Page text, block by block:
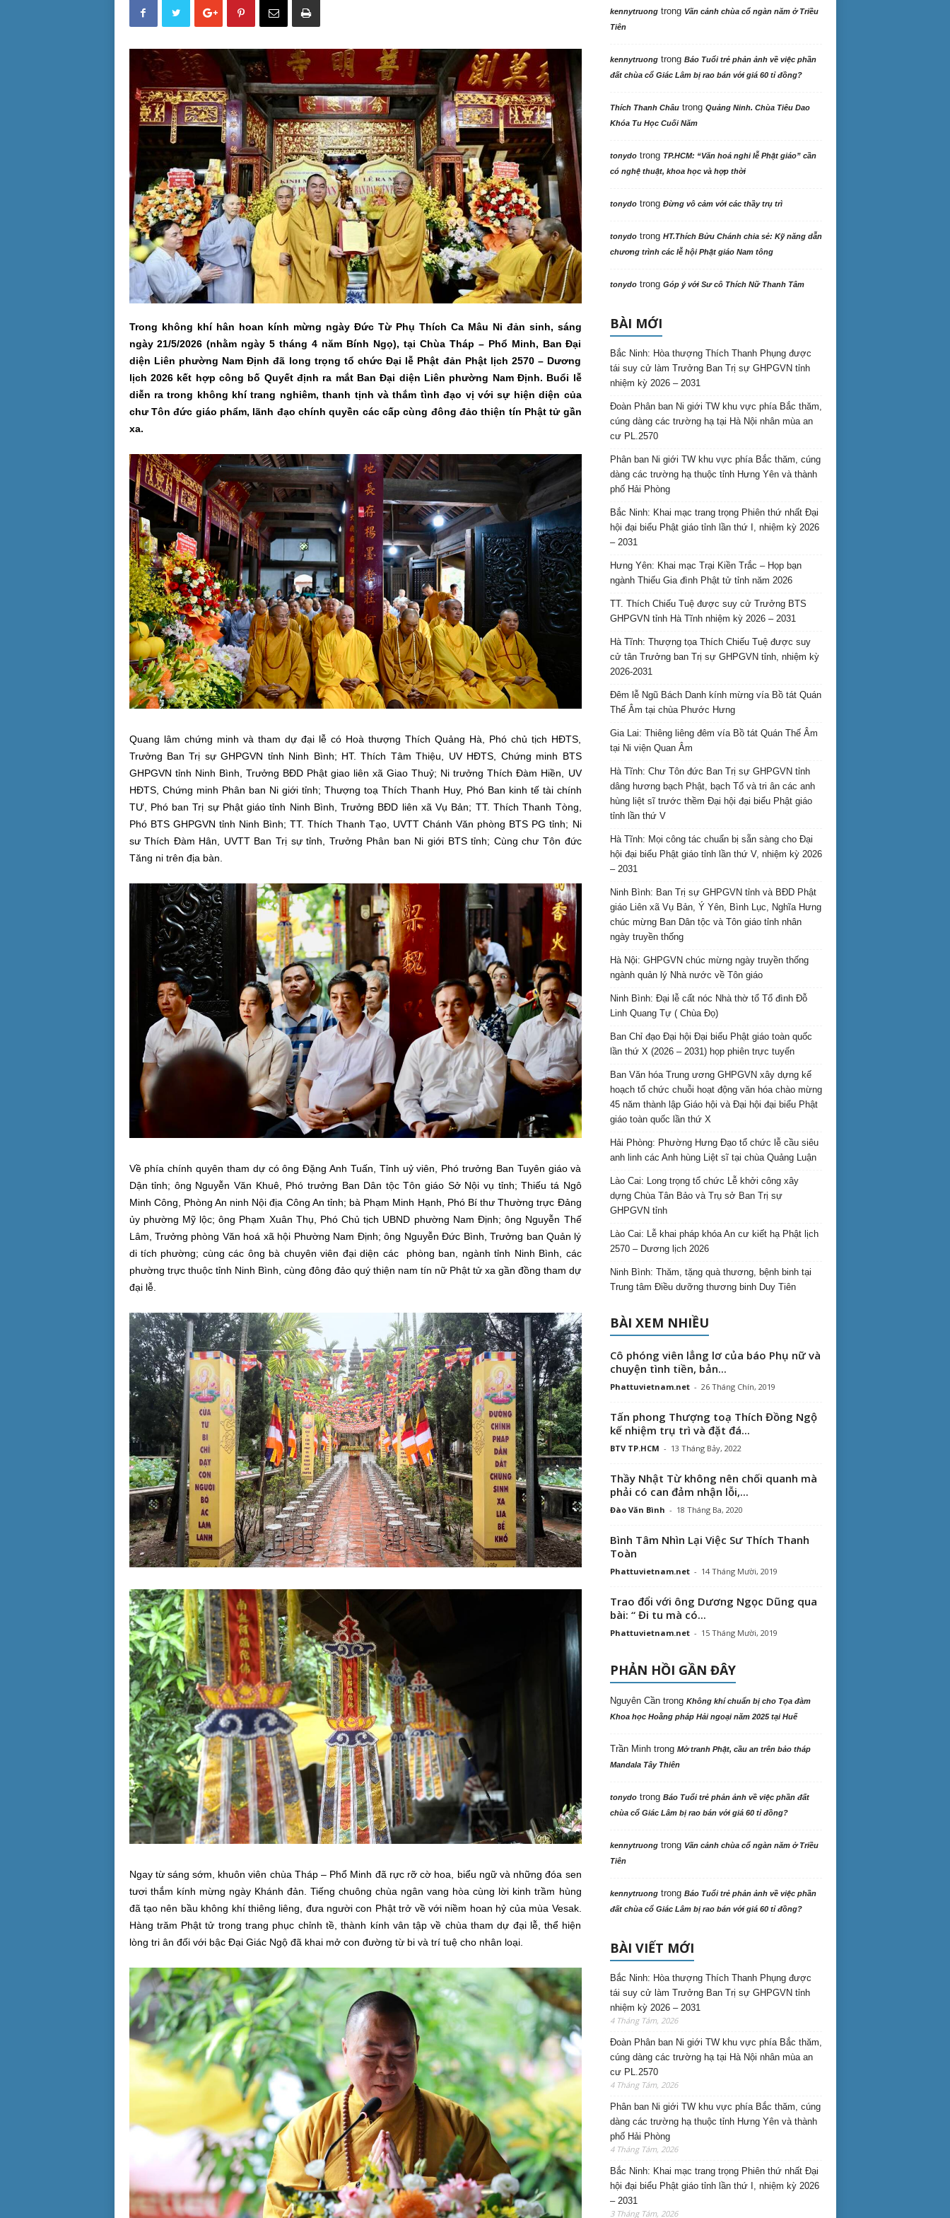
Trong không khí hân hoan kính mừng ngày Đức Từ Phụ Thích Ca Mâu Ni đản sinh, sáng
ngày 21/5/2026 (nhằm ngày 5 tháng 4 năm Bính Ngọ), tại Chùa Tháp – Phổ Minh, Ban Đại
diện Liên phường Nam Định đã long trọng tổ chức Đại lễ Phật đản Phật lịch 2570 – Dương
lịch 2026 kết hợp công bố Quyết định ra mắt Ban Đại diện Liên phường Nam Định. Buổi lễ
diễn ra trong không khí trang nghiêm, thanh tịnh và thắm tình đạo vị với sự hiện diện của
chư Tôn đức giáo phẩm, lãnh đạo chính quyền các cấp cùng đông đảo thiện tín Phật tử gần
xa.
Quang lâm chứng minh và tham dự đại lễ có Hoà thượng Thích Quảng Hà, Phó chủ tịch HĐTS,
Trưởng Ban Trị sự GHPGVN tỉnh Ninh Bình; HT. Thích Tâm Thiệu, UV HĐTS, Chứng minh BTS
GHPGVN tỉnh Ninh Bình, Trưởng BĐD Phật giao liên xã Giao Thuỷ; Ni trưởng Thích Đàm Hiền, UV
HĐTS, Chứng minh Phân ban Ni giới tỉnh; Thượng toạ Thích Thanh Huy, Phó Ban kinh tế tài chính
TƯ, Phó ban Trị sự Phật giáo tỉnh Ninh Bình, Trưởng BĐD liên xã Vụ Bản; TT. Thích Thanh Tòng,
Phó BTS GHPGVN tỉnh Ninh Bình; TT. Thích Thanh Tạo, UVTT Chánh Văn phòng BTS PG tỉnh; Ni
sư Thích Đàm Hân, UVTT Ban Trị sự tỉnh, Trưởng Phân ban Ni giới BTS tỉnh; Cùng chư Tôn đức
Tăng ni trên địa bàn.
Về phía chính quyên tham dự có ông Đặng Anh Tuấn, Tỉnh uỷ viên, Phó trưởng Ban Tuyên giáo và
Dận tỉnh; ông Nguyễn Văn Khuê, Phó trưởng Ban Dân tộc Tôn giáo Sở Nội vụ tỉnh; Thiếu tá Ngô
Minh Công, Phòng An ninh Nội địa Công An tỉnh; bà Phạm Minh Hạnh, Phó Bí thư Thường trực Đảng
ủy phường Mỹ lộc; ông Phạm Xuân Thụ, Phó Chủ tịch UBND phường Nam Định; ông Nguyễn Thế
Lâm, Trưởng phòng Văn hoá xã hội Phường Nam Định; ông Nguyễn Đức Bình, Trưởng ban Quản lý
di tích phường; cùng các ông bà chuyên viên đại diện các phòng ban, ngành tỉnh Ninh Bình, các
phường trực thuộc tỉnh Ninh Bình, cùng đông đảo quý thiện nam tín nữ Phật tử xa gần đồng tham dự
đại lễ.
Ngay từ sáng sớm, khuôn viên chùa Tháp – Phổ Minh đã rực rỡ cờ hoa, biểu ngữ và những đóa sen
tươi thắm kính mừng ngày Khánh đản. Tiếng chuông chùa ngân vang hòa cùng lời kinh trầm hùng
đã tạo nên bầu không khí thiêng liêng, đưa người con Phật trở về với niềm hoan hỷ của mùa Vesak.
Hàng trăm Phật tử trong trang phục chỉnh tề, thành kính vân tập về chùa tham dự đại lễ, thể hiện
lòng tri ân đối với bậc Đại Giác Ngộ đã khai mở con đường từ bi và trí tuệ cho nhân loại.
kennytruongtrong Vãn cảnh chùa cổ ngàn năm ở Triều
Tiên
kennytruongtrong Báo Tuổi trẻ phản ảnh về việc phần
đất chùa cổ Giác Lâm bị rao bán với giá 60 tỉ đồng?
Thích Thanh Châutrong Quảng Ninh. Chùa Tiêu Dao
Khóa Tu Học Cuối Năm
tonydotrong TP.HCM: “Văn hoá nghi lễ Phật giáo” cần
có nghệ thuật, khoa học và hợp thời
tonydotrong Đừng vô cảm với các thầy trụ trì
tonydotrong HT.Thích Bửu Chánh chia sẻ: Kỹ năng dẫn
chương trình các lễ hội Phật giáo Nam tông
tonydotrong Góp ý với Sư cô Thích Nữ Thanh Tâm
BÀI MỚI
Bắc Ninh: Hòa thượng Thích Thanh Phụng được
tái suy cử làm Trưởng Ban Trị sự GHPGVN tỉnh
nhiệm kỳ 2026 – 2031
Đoàn Phân ban Ni giới TW khu vực phía Bắc thăm,
cúng dàng các trường hạ tại Hà Nội nhân mùa an
cư PL.2570
Phân ban Ni giới TW khu vực phía Bắc thăm, cúng
dàng các trường hạ thuộc tỉnh Hưng Yên và thành
phố Hải Phòng
Bắc Ninh: Khai mạc trang trọng Phiên thứ nhất Đại
hội đại biểu Phật giáo tỉnh lần thứ I, nhiệm kỳ 2026
– 2031
Hưng Yên: Khai mạc Trại Kiền Trắc – Họp bạn
ngành Thiếu Gia đình Phật tử tỉnh năm 2026
TT. Thích Chiếu Tuệ được suy cử Trưởng BTS
GHPGVN tỉnh Hà Tĩnh nhiệm kỳ 2026 – 2031
Hà Tĩnh: Thượng tọa Thích Chiếu Tuệ được suy
cử tân Trưởng ban Trị sự GHPGVN tỉnh, nhiệm kỳ
2026-2031
Đêm lễ Ngũ Bách Danh kính mừng vía Bồ tát Quán
Thế Âm tại chùa Phước Hưng
Gia Lai: Thiêng liêng đêm vía Bồ tát Quán Thế Âm
tại Ni viện Quan Âm
Hà Tĩnh: Chư Tôn đức Ban Trị sự GHPGVN tỉnh
dâng hương bạch Phật, bạch Tổ và tri ân các anh
hùng liệt sĩ trước thềm Đại hội đại biểu Phật giáo
tỉnh lần thứ V
Hà Tĩnh: Mọi công tác chuẩn bị sẵn sàng cho Đại
hội đại biểu Phật giáo tỉnh lần thứ V, nhiệm kỳ 2026
– 2031
Ninh Bình: Ban Trị sự GHPGVN tỉnh và BĐD Phật
giáo Liên xã Vụ Bản, Ý Yên, Bình Lục, Nghĩa Hưng
chúc mừng Ban Dân tộc và Tôn giáo tỉnh nhân
ngày truyền thống
Hà Nội: GHPGVN chúc mừng ngày truyền thống
ngành quản lý Nhà nước về Tôn giáo
Ninh Bình: Đại lễ cất nóc Nhà thờ tổ Tổ đình Đỗ
Linh Quang Tự ( Chùa Đọ)
Ban Chỉ đạo Đại hội Đại biểu Phật giáo toàn quốc
lần thứ X (2026 – 2031) họp phiên trực tuyến
Ban Văn hóa Trung ương GHPGVN xây dựng kế
hoạch tổ chức chuỗi hoạt động văn hóa chào mừng
45 năm thành lập Giáo hội và Đại hội đại biểu Phật
giáo toàn quốc lần thứ X
Hải Phòng: Phường Hưng Đạo tổ chức lễ cầu siêu
anh linh các Anh hùng Liệt sĩ tại chùa Quảng Luận
Lào Cai: Long trọng tổ chức Lễ khởi công xây
dựng Chùa Tân Bảo và Trụ sở Ban Trị sự
GHPGVN tỉnh
Lào Cai: Lễ khai pháp khóa An cư kiết hạ Phật lịch
2570 – Dương lịch 2026
Ninh Bình: Thăm, tặng quà thương, bệnh binh tại
Trung tâm Điều dưỡng thương binh Duy Tiên
BÀI XEM NHIỀU
Cô phóng viên lẳng lơ của báo Phụ nữ và
chuyện tình tiền, bản...
Phattuvietnam.net - 26 Tháng Chín, 2019
Tấn phong Thượng toạ Thích Đồng Ngộ
kế nhiệm trụ trì và đặt đá...
BTV TP.HCM - 13 Tháng Bảy, 2022
Thầy Nhật Từ không nên chối quanh mà
phải có can đảm nhận lỗi,...
Đào Văn Bình - 18 Tháng Ba, 2020
Bình Tâm Nhìn Lại Việc Sư Thích Thanh
Toàn
Phattuvietnam.net - 14 Tháng Mười, 2019
Trao đổi với ông Dương Ngọc Dũng qua
bài: “ Đi tu mà có...
Phattuvietnam.net - 15 Tháng Mười, 2019
PHẢN HỒI GẦN ĐÂY
Nguyên Cầntrong Không khí chuẩn bị cho Tọa đàm
Khoa học Hoằng pháp Hải ngoại năm 2025 tại Huế
Trần Minhtrong Mở tranh Phật, cầu an trên bảo tháp
Mandala Tây Thiên
tonydotrong Báo Tuổi trẻ phản ảnh về việc phần đất
chùa cổ Giác Lâm bị rao bán với giá 60 tỉ đồng?
kennytruongtrong Vãn cảnh chùa cổ ngàn năm ở Triều
Tiên
kennytruongtrong Báo Tuổi trẻ phản ảnh về việc phần
đất chùa cổ Giác Lâm bị rao bán với giá 60 tỉ đồng?
BÀI VIẾT MỚI
Bắc Ninh: Hòa thượng Thích Thanh Phụng được
tái suy cử làm Trưởng Ban Trị sự GHPGVN tỉnh
nhiệm kỳ 2026 – 2031
4 Tháng Tám, 2026
Đoàn Phân ban Ni giới TW khu vực phía Bắc thăm,
cúng dàng các trường hạ tại Hà Nội nhân mùa an
cư PL.2570
4 Tháng Tám, 2026
Phân ban Ni giới TW khu vực phía Bắc thăm, cúng
dàng các trường hạ thuộc tỉnh Hưng Yên và thành
phố Hải Phòng
4 Tháng Tám, 2026
Bắc Ninh: Khai mạc trang trọng Phiên thứ nhất Đại
hội đại biểu Phật giáo tỉnh lần thứ I, nhiệm kỳ 2026
– 2031
3 Tháng Tám, 2026